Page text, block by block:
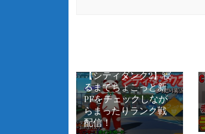
【シティダンク2】寝
るまでちょこっと新
PFをチェックしなが
らまったりランク戦
配信！